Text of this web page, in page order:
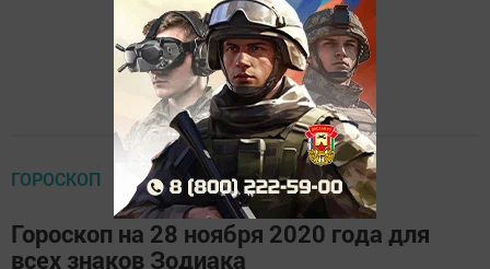
ГОРОСКОП
Гороскоп на 28 ноября 2020 года для
всех знаков Зодиака